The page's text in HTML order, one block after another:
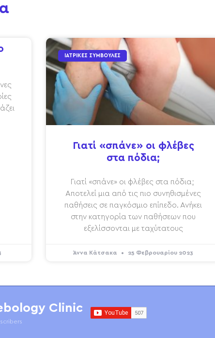
ΙΑΤΡΙΚΈΣ ΣΥΜΒΟΥΛΈΣ
Γιατί «σπάνε» οι φλέβες
στα πόδια;
Γιατί «σπάνε» οι φλέβες στα πόδια;
Αποτελεί μια από τις πιο συνηθισμένες
παθήσεις σε παγκόσμιο επίπεδο. Ανήκει
στην κατηγορία των παθήσεων που
εξελίσσονται με ταχύτατους
Άννα Κάτσακα 25 Φεβρουαρίου 2023
Clinic